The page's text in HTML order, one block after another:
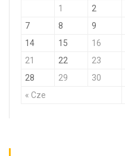
« Cze
1 2
7
8 9
14
15 16
21
22 23
28
29 30